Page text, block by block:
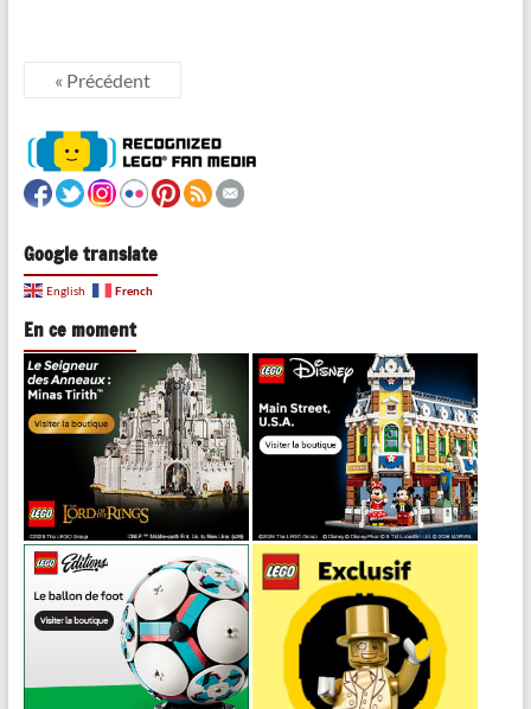
« Précédent
Google translate
English French
En ce moment